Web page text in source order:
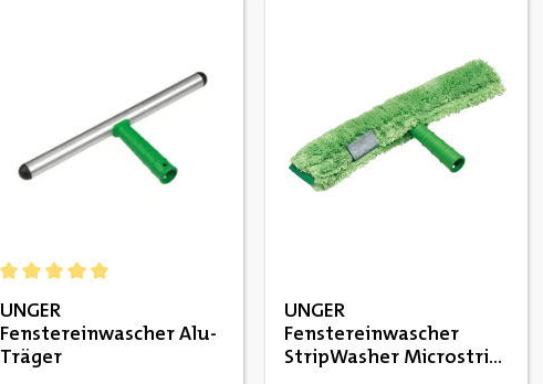
UNGER
Fenstereinwascher Alu-
Träger
UNGER
Fenstereinwascher
StripWasher Microstrip